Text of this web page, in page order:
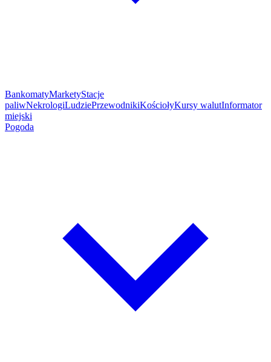
BankomatyMarketyStacje
paliwNekrologiLudziePrzewodnikiKościołyKursy walutInformator
miejski
Pogoda